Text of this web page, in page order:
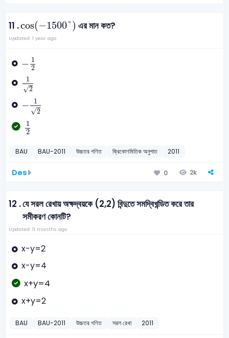
11 .cos(−1500°)
cos 1500° এর মান কত?
Updated: 1 year ago
− 1
2
2
1
√2
2
−
1
√2
2
1
2
12
BAU BAU-2011 উচ্চতর গণিত ক্রিকোণমিতিক অনুপাত 2011
Des 0 2k
12 .যে সরল রেখায় অক্ষদ্বয়কে (2,2) বিন্দুতে সমদ্বিখন্ডিত করে তার
সমীকরণ কোনটি?
Updated: 11 months ago
x-y=2
x-y=4
x+y=4
x+y=2
BAU BAU-2011 উচ্চতর গণিত সরল রেখা 2011